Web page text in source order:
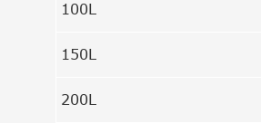
100L
150L
200L